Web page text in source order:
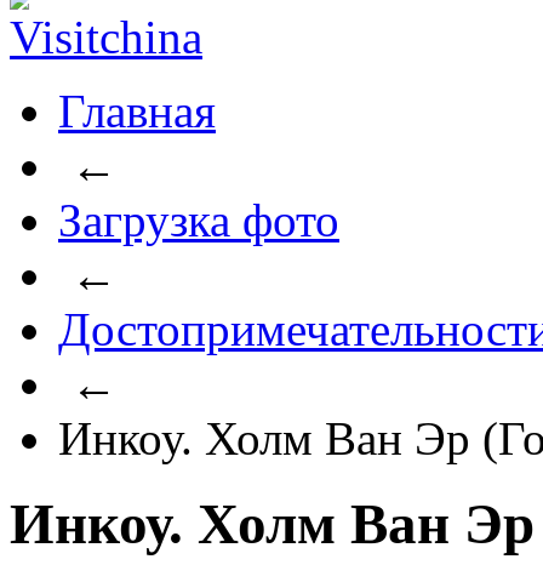
Главная
←
Загрузка фото
←
←
Инкоу. Холм Ван Эр
Инкоу. Холм Ван